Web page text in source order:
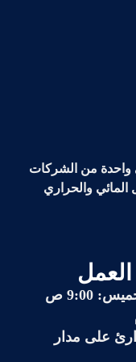
واحدة من الشركات
والحراري
السبت – الخميس: 9:00 ص
على مدار